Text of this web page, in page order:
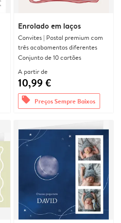
Enrolado em laços
Convites | Postal premium com
três acabamentos diferentes
Conjunto de 10 cartões
A partir de
10,99 €
offers Preços Sempre Baixos